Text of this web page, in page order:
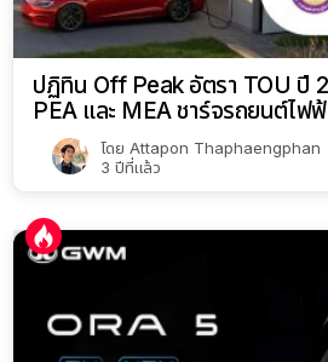
ปฏิทิน Off Peak อัตรา TOU ปี
PEA และ MEA ชาร์จรถยนต์ไฟ
โดย Attapon Thaphaengphan
3 ปีที่แล้ว